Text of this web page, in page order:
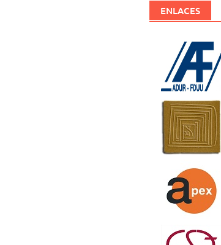
ENLACES